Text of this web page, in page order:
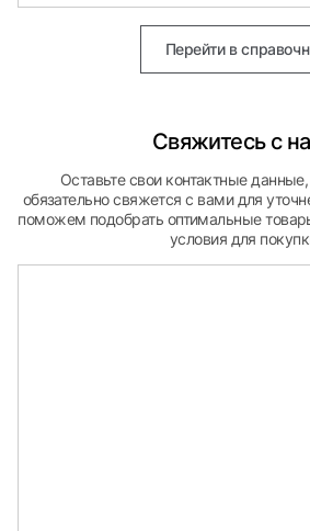
Перейти в
Свяжитесь с
Оставьте свои контактные
обязательно свяжется с вами для
поможем подобрать оптимальные
условия для